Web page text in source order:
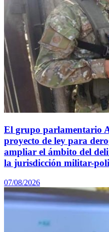
El grupo parlamentario
proyecto de ley para
ampliar el ámbito del
la jurisdicción militar-
07/08/2026